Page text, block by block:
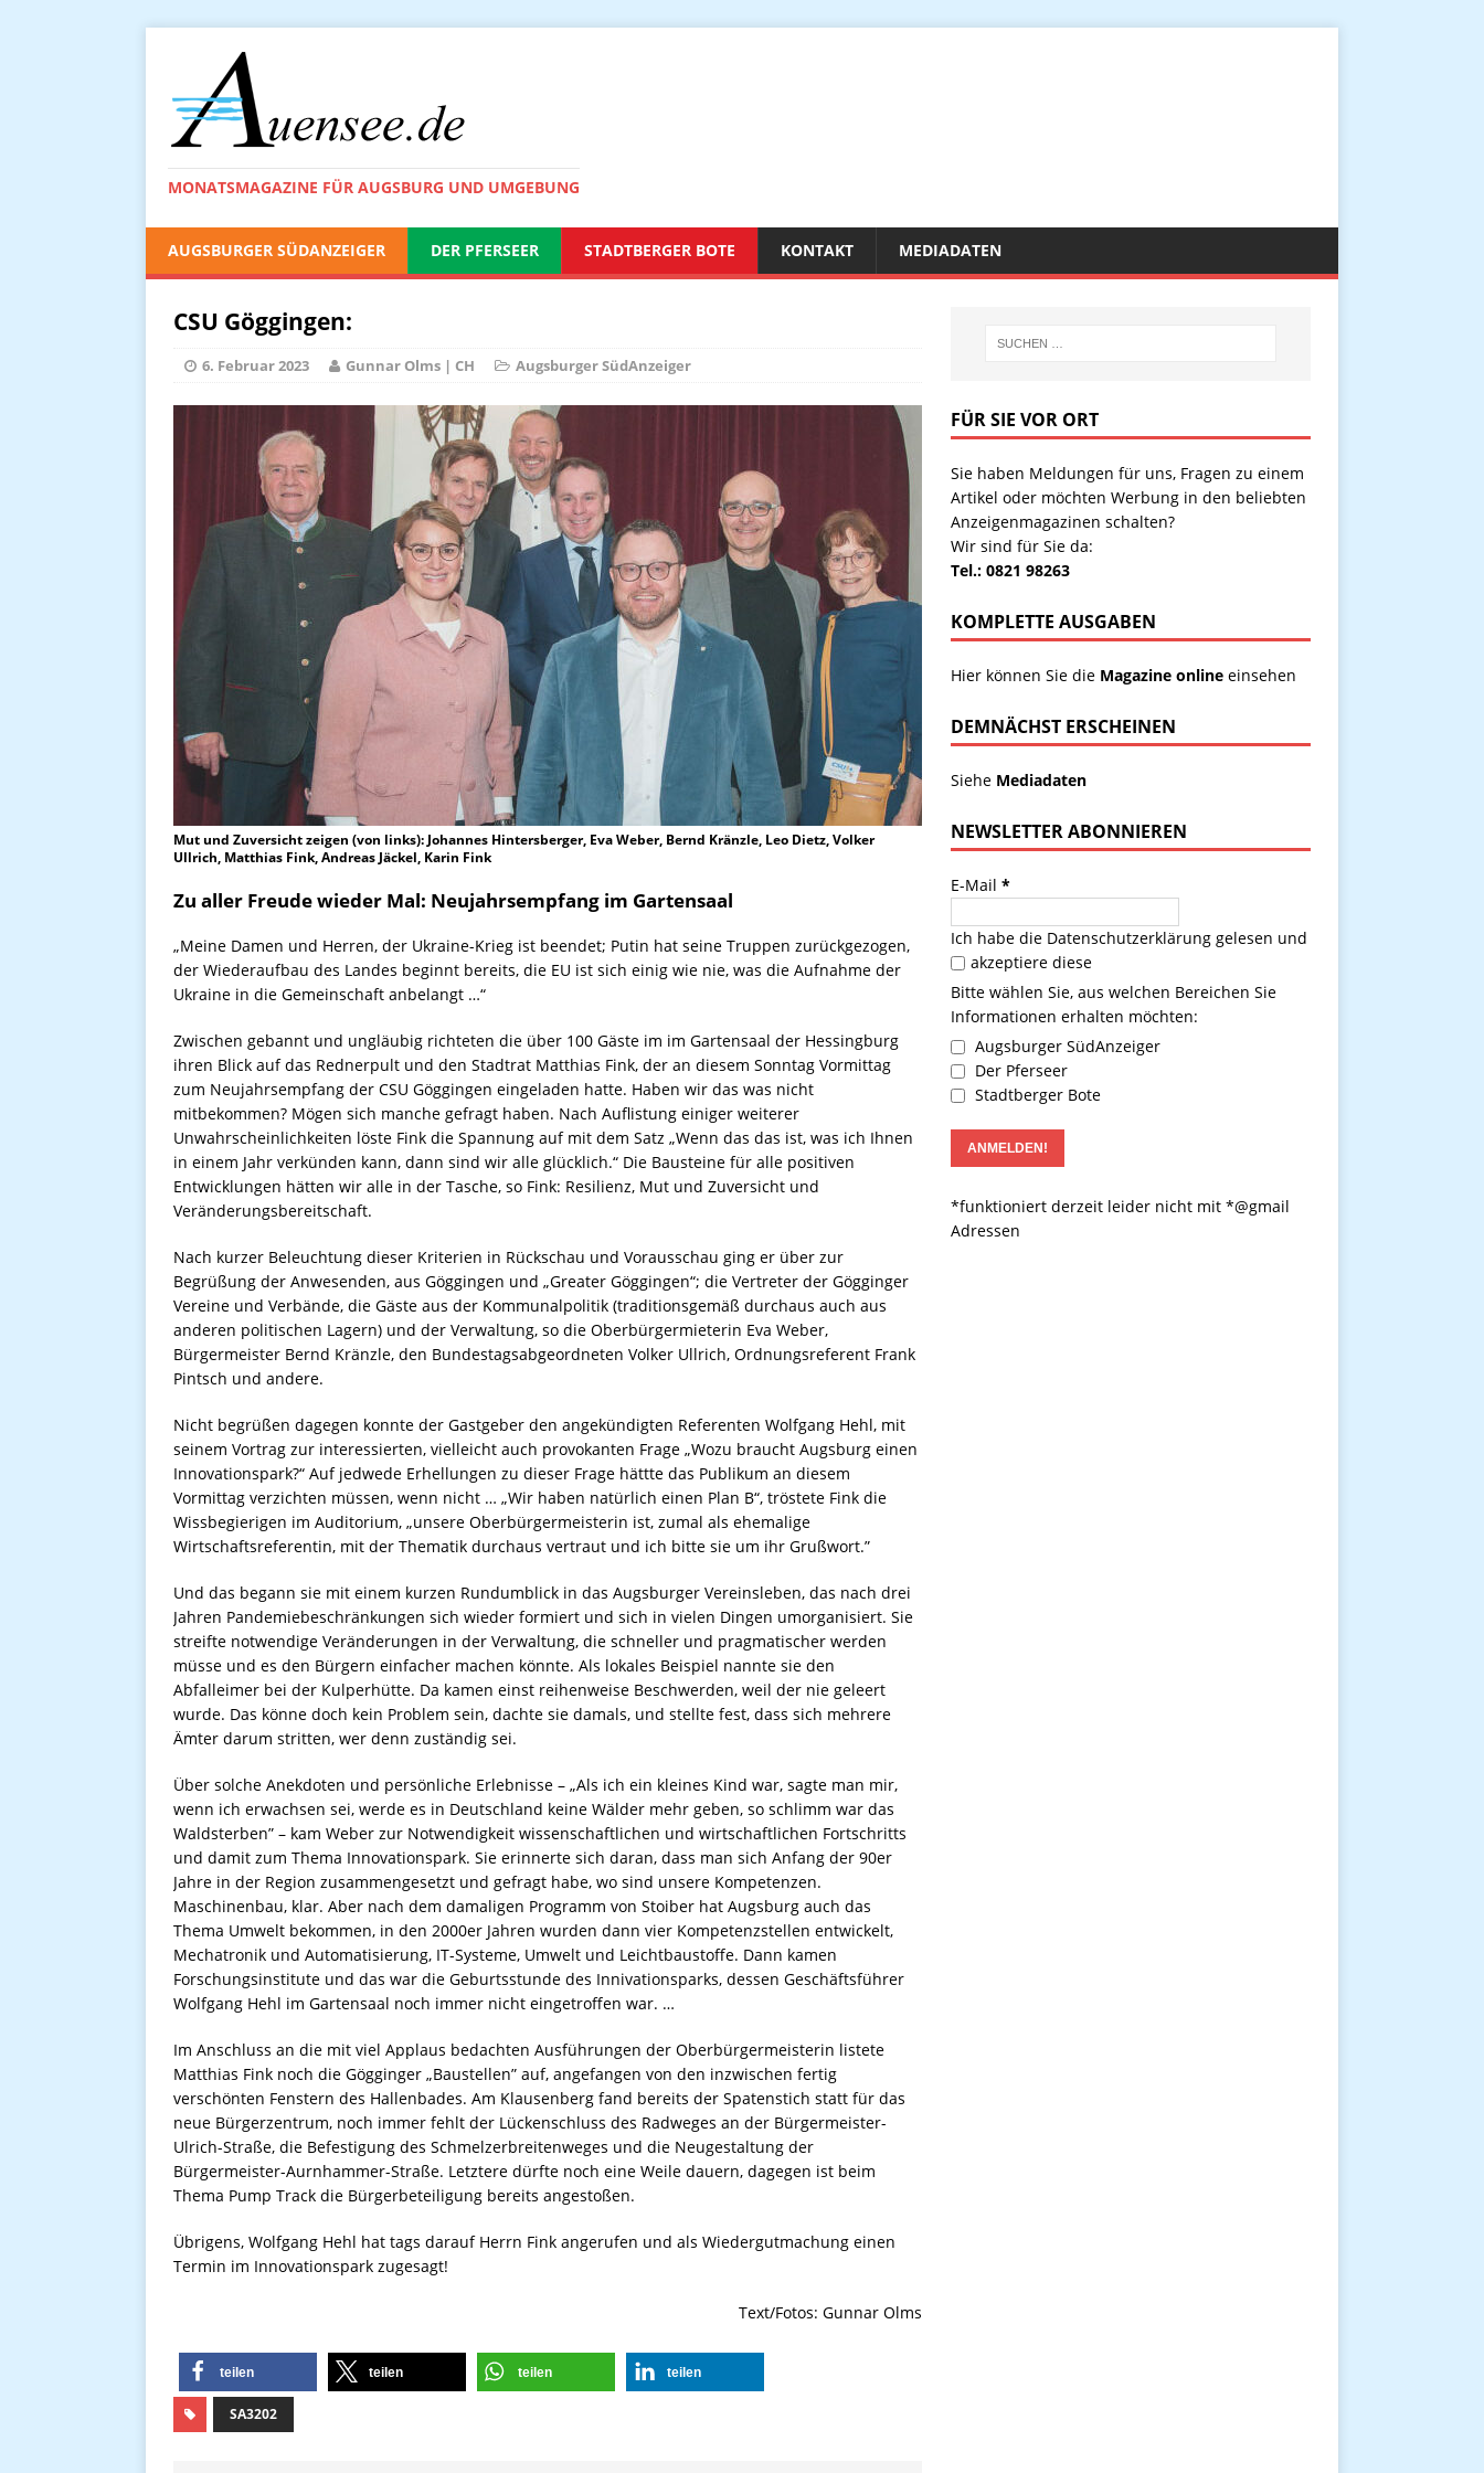
MONATSMAGAZINE FÜR AUGSBURG UND UMGEBUNG
AUGSBURGER SÜDANZEIGER DER PFERSEER STADTBERGER BOTE KONTAKT MEDIADATEN
CSU Göggingen:
6. Februar 2023 Gunnar Olms | CH Augsburger SüdAnzeiger
Mut und Zuversicht zeigen (von links): Johannes Hintersberger, Eva Weber, Bernd Kränzle, Leo Dietz, Volker
Ullrich, Matthias Fink, Andreas Jäckel, Karin Fink
Zu aller Freude wieder Mal: Neujahrsempfang im Gartensaal
„Meine Damen und Herren, der Ukraine-Krieg ist beendet; Putin hat seine Truppen zurückgezogen,
der Wiederaufbau des Landes beginnt bereits, die EU ist sich einig wie nie, was die Aufnahme der
Ukraine in die Gemeinschaft anbelangt …“
Zwischen gebannt und ungläubig richteten die über 100 Gäste im im Gartensaal der Hessingburg
ihren Blick auf das Rednerpult und den Stadtrat Matthias Fink, der an diesem Sonntag Vormittag
zum Neujahrsempfang der CSU Göggingen eingeladen hatte. Haben wir das was nicht
mitbekommen? Mögen sich manche gefragt haben. Nach Auflistung einiger weiterer
Unwahrscheinlichkeiten löste Fink die Spannung auf mit dem Satz „Wenn das das ist, was ich Ihnen
in einem Jahr verkünden kann, dann sind wir alle glücklich.“ Die Bausteine für alle positiven
Entwicklungen hätten wir alle in der Tasche, so Fink: Resilienz, Mut und Zuversicht und
Veränderungsbereitschaft.
Nach kurzer Beleuchtung dieser Kriterien in Rückschau und Vorausschau ging er über zur
Begrüßung der Anwesenden, aus Göggingen und „Greater Göggingen“; die Vertreter der Gögginger
Vereine und Verbände, die Gäste aus der Kommunalpolitik (traditionsgemäß durchaus auch aus
anderen politischen Lagern) und der Verwaltung, so die Oberbürgermieterin Eva Weber,
Bürgermeister Bernd Kränzle, den Bundestagsabgeordneten Volker Ullrich, Ordnungsreferent Frank
Pintsch und andere.
Nicht begrüßen dagegen konnte der Gastgeber den angekündigten Referenten Wolfgang Hehl, mit
seinem Vortrag zur interessierten, vielleicht auch provokanten Frage „Wozu braucht Augsburg einen
Innovationspark?“ Auf jedwede Erhellungen zu dieser Frage hättte das Publikum an diesem
Vormittag verzichten müssen, wenn nicht … „Wir haben natürlich einen Plan B“, tröstete Fink die
Wissbegierigen im Auditorium, „unsere Oberbürgermeisterin ist, zumal als ehemalige
Wirtschaftsreferentin, mit der Thematik durchaus vertraut und ich bitte sie um ihr Grußwort.”
Und das begann sie mit einem kurzen Rundumblick in das Augsburger Vereinsleben, das nach drei
Jahren Pandemiebeschränkungen sich wieder formiert und sich in vielen Dingen umorganisiert. Sie
streifte notwendige Veränderungen in der Verwaltung, die schneller und pragmatischer werden
müsse und es den Bürgern einfacher machen könnte. Als lokales Beispiel nannte sie den
Abfalleimer bei der Kulperhütte. Da kamen einst reihenweise Beschwerden, weil der nie geleert
wurde. Das könne doch kein Problem sein, dachte sie damals, und stellte fest, dass sich mehrere
Ämter darum stritten, wer denn zuständig sei.
Über solche Anekdoten und persönliche Erlebnisse – „Als ich ein kleines Kind war, sagte man mir,
wenn ich erwachsen sei, werde es in Deutschland keine Wälder mehr geben, so schlimm war das
Waldsterben” – kam Weber zur Notwendigkeit wissenschaftlichen und wirtschaftlichen Fortschritts
und damit zum Thema Innovationspark. Sie erinnerte sich daran, dass man sich Anfang der 90er
Jahre in der Region zusammengesetzt und gefragt habe, wo sind unsere Kompetenzen.
Maschinenbau, klar. Aber nach dem damaligen Programm von Stoiber hat Augsburg auch das
Thema Umwelt bekommen, in den 2000er Jahren wurden dann vier Kompetenzstellen entwickelt,
Mechatronik und Automatisierung, IT-Systeme, Umwelt und Leichtbaustoffe. Dann kamen
Forschungsinstitute und das war die Geburtsstunde des Innivationsparks, dessen Geschäftsführer
Wolfgang Hehl im Gartensaal noch immer nicht eingetroffen war. …
Im Anschluss an die mit viel Applaus bedachten Ausführungen der Oberbürgermeisterin listete
Matthias Fink noch die Gögginger „Baustellen” auf, angefangen von den inzwischen fertig
verschönten Fenstern des Hallenbades. Am Klausenberg fand bereits der Spatenstich statt für das
neue Bürgerzentrum, noch immer fehlt der Lückenschluss des Radweges an der Bürgermeister-
Ulrich-Straße, die Befestigung des Schmelzerbreitenweges und die Neugestaltung der
Bürgermeister-Aurnhammer-Straße. Letztere dürfte noch eine Weile dauern, dagegen ist beim
Thema Pump Track die Bürgerbeteiligung bereits angestoßen.
Übrigens, Wolfgang Hehl hat tags darauf Herrn Fink angerufen und als Wiedergutmachung einen
Termin im Innovationspark zugesagt!
Text/Fotos: Gunnar Olms
teilen teilen teilen teilen
SA3202
FÜR SIE VOR ORT
Sie haben Meldungen für uns, Fragen zu einem
Artikel oder möchten Werbung in den beliebten
Anzeigenmagazinen schalten?
Wir sind für Sie da:
Tel.: 0821 98263
KOMPLETTE AUSGABEN
Hier können Sie die Magazine onlineeinsehen
DEMNÄCHST ERSCHEINEN
Siehe Mediadaten
NEWSLETTER ABONNIEREN
E-Mail *
Ich habe die Datenschutzerklärunggelesen und
akzeptiere diese
Bitte wählen Sie, aus welchen Bereichen Sie
Informationen erhalten möchten:
Augsburger SüdAnzeiger
Der Pferseer
Stadtberger Bote
*funktioniert derzeit leider nicht mit *@gmail
Adressen